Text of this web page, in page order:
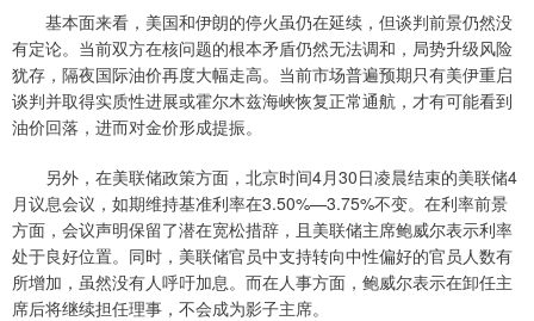
基本面来看，美国和伊朗的停火虽仍在延续，但谈判前景仍然没
有定论。当前双方在核问题的根本矛盾仍然无法调和，局势升级风险
犹存，隔夜国际油价再度大幅走高。当前市场普遍预期只有美伊重启
谈判并取得实质性进展或霍尔木兹海峡恢复正常通航，才有可能看到
油价回落，进而对金价形成提振。
另外，在美联储政策方面，北京时间4月30日凌晨结束的美联储4
月议息会议，如期维持基准利率在3.50%—3.75%不变。在利率前景
方面，会议声明保留了潜在宽松措辞，且美联储主席鲍威尔表示利率
处于良好位置。同时，美联储官员中支持转向中性偏好的官员人数有
所增加，虽然没有人呼吁加息。而在人事方面，鲍威尔表示在卸任主
席后将继续担任理事，不会成为影子主席。